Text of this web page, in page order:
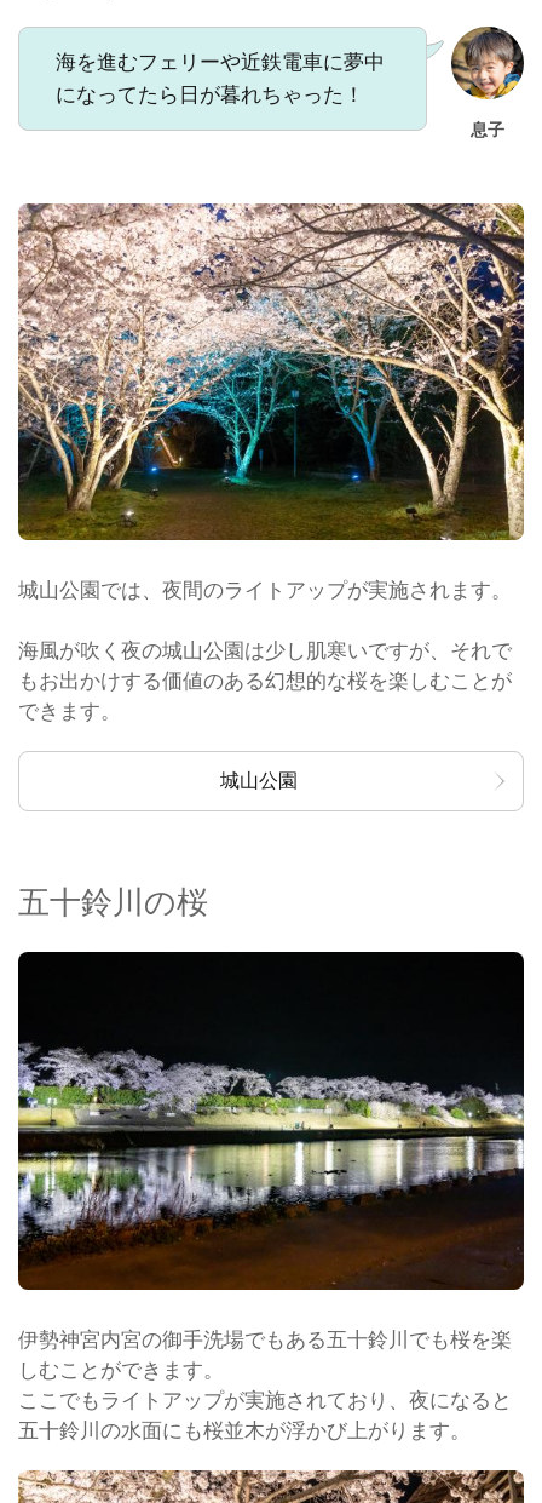
息子
海を進むフェリーや近鉄電車に夢中
になってたら日が暮れちゃった！
城山公園では、夜間のライトアップが実施されます。
海風が吹く夜の城山公園は少し肌寒いですが、それで
もお出かけする価値のある幻想的な桜を楽しむことが
できます。
城山公園
五十鈴川の桜
伊勢神宮内宮の御手洗場でもある五十鈴川でも桜を楽
しむことができます。
ここでもライトアップが実施されており、夜になると
五十鈴川の水面にも桜並木が浮かび上がります。